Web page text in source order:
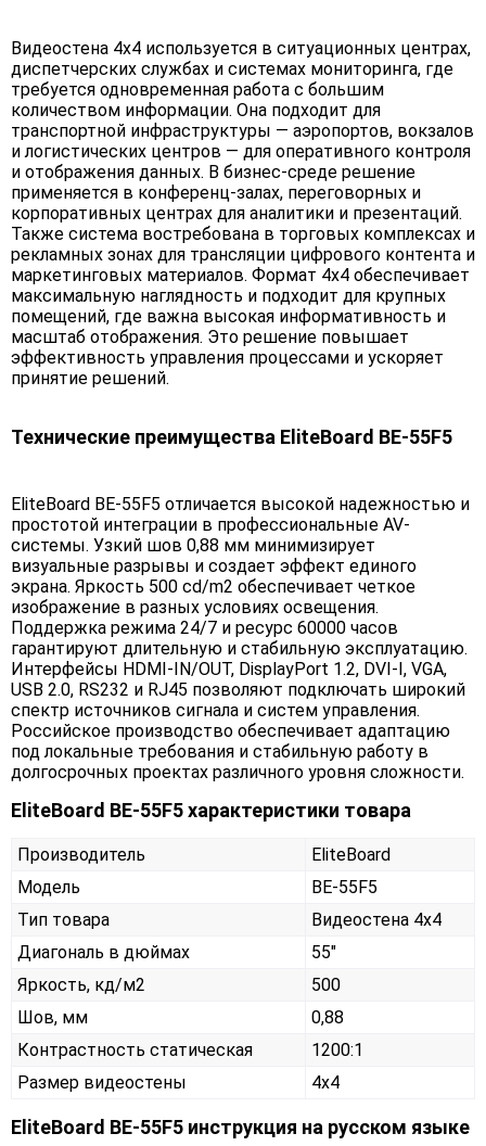
Видеостена 4х4 используется в ситуационных центрах,
диспетчерских службах и системах мониторинга, где
требуется одновременная работа с большим
количеством информации. Она подходит для
транспортной инфраструктуры — аэропортов, вокзалов
и логистических центров — для оперативного контроля
и отображения данных. В бизнес-среде решение
применяется в конференц-залах, переговорных и
корпоративных центрах для аналитики и презентаций.
Также система востребована в торговых комплексах и
рекламных зонах для трансляции цифрового контента и
маркетинговых материалов. Формат 4х4 обеспечивает
максимальную наглядность и подходит для крупных
помещений, где важна высокая информативность и
масштаб отображения. Это решение повышает
эффективность управления процессами и ускоряет
принятие решений.
Технические преимущества EliteBoard BE-55F5
EliteBoard BE-55F5 отличается высокой надежностью и
простотой интеграции в профессиональные AV-
системы. Узкий шов 0,88 мм минимизирует
визуальные разрывы и создает эффект единого
экрана. Яркость 500 cd/m2 обеспечивает четкое
изображение в разных условиях освещения.
Поддержка режима 24/7 и ресурс 60000 часов
гарантируют длительную и стабильную эксплуатацию.
Интерфейсы HDMI-IN/OUT, DisplayPort 1.2, DVI-I, VGA,
USB 2.0, RS232 и RJ45 позволяют подключать широкий
спектр источников сигнала и систем управления.
Российское производство обеспечивает адаптацию
под локальные требования и стабильную работу в
долгосрочных проектах различного уровня сложности.
EliteBoard BE-55F5 характеристики товара
Производитель
EliteBoard
Модель
BE-55F5
Тип товара
Видеостена 4х4
Диагональ в дюймах
55"
Яркость, кд/м2
500
Шов, мм
0,88
Контрастность статическая
1200:1
Размер видеостены
4x4
EliteBoard BE-55F5 инструкция на русском языке